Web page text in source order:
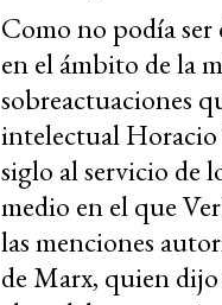
Como no podía
en el ámbito de la
sobreactuaciones
intelectual Horacio
siglo al servicio de
medio en el que
las menciones
de Marx, quien